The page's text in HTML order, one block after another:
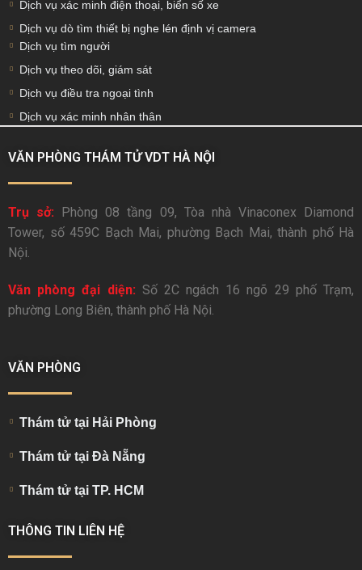
Dịch vụ xác minh điện thoại, biển số xe
Dịch vụ dò tìm thiết bị nghe lén định vị camera
Dịch vụ tìm người
Dịch vụ theo dõi, giám sát
Dịch vụ điều tra ngoại tình
Dịch vụ xác minh nhân thân
VĂN PHÒNG THÁM TỬ VDT HÀ NỘI
Trụ sở: Phòng 08 tầng 09, Tòa nhà Vinaconex Diamond
Tower, số 459C Bạch Mai, phường Bạch Mai, thành phố Hà
Nội.
Văn phòng đại diện: Số 2C ngách 16 ngõ 29 phố Trạm,
phường Long Biên, thành phố Hà Nội.
VĂN PHÒNG
Thám tử tại Hải Phòng
Thám tử tại Đà Nẵng
Thám tử tại TP. HCM
THÔNG TIN LIÊN HỆ